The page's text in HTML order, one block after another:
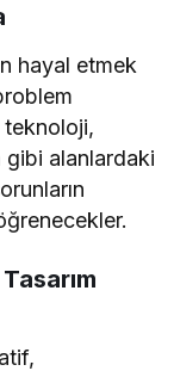
hayal etmek
teknoloji,
alanlardaki